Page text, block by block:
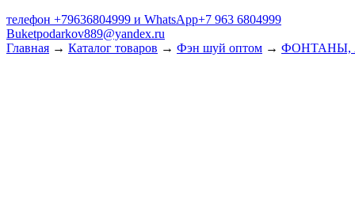
телефон +79636804999 и WhatsApp+7 963 6804999
Buketpodarkov889@yandex.ru
Главная → Каталог товаров → Фэн шуй оптом → ФОНТАНЫ,